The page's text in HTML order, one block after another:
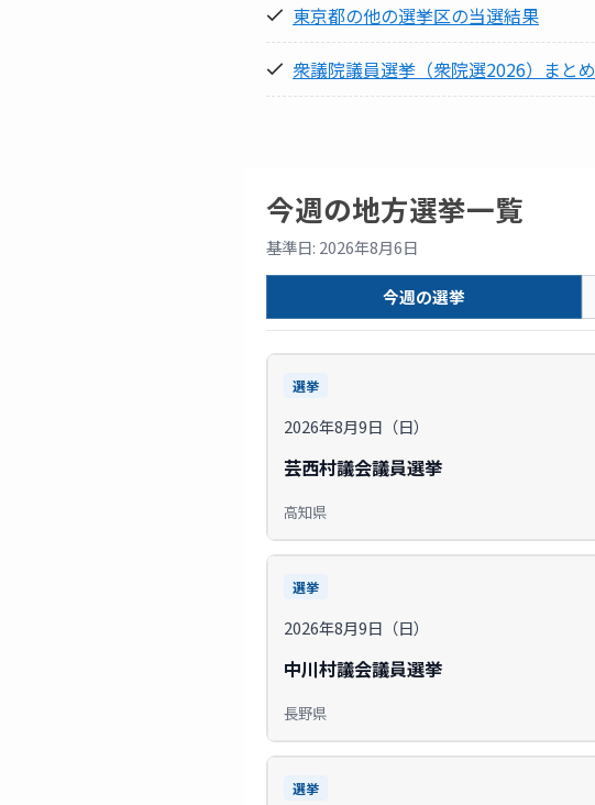
東京都の他の選挙区の当選結果
衆議院議員選挙（衆院選2026）まとめ
今週の地方選挙一覧
基準日: 2026年8月6日
今週の選挙
選挙
2026年8月9日（日）
芸西村議会議員選挙
高知県
選挙
2026年8月9日（日）
中川村議会議員選挙
長野県
選挙